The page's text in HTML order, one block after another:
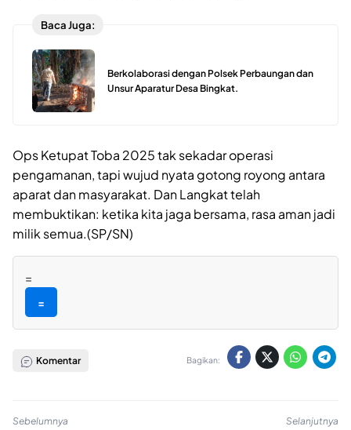
Baca Juga:
Berkolaborasi dengan Polsek Perbaungan dan
Unsur Aparatur Desa Bingkat.
Ops Ketupat Toba 2025 tak sekadar operasi
pengamanan, tapi wujud nyata gotong royong antara
aparat dan masyarakat. Dan Langkat telah
membuktikan: ketika kita jaga bersama, rasa aman jadi
milik semua.(SP/SN)
=
=
Komentar Bagikan:
Sebelumnya
Selanjutnya